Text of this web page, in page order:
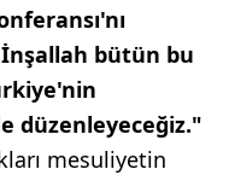
bütün bu
düzenleyeceğiz."
mesuliyetin